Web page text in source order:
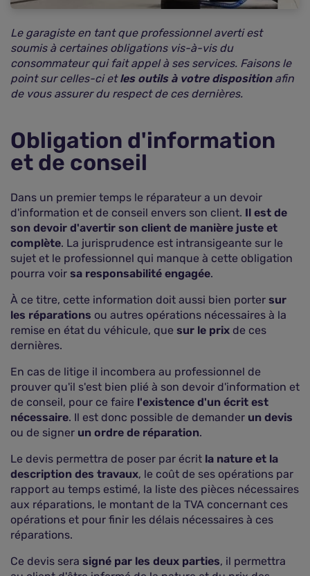
Le garagiste en tant que professionnel averti est
soumis à certaines obligations vis-à-vis du
consommateur qui fait appel à ses services. Faisons le
point sur celles-ci etles outils à votre dispositionafin
de vous assurer du respect de ces dernières.
Obligation d'information
et de conseil
Dans un premier temps le réparateur a un devoir
d'information et de conseil envers son client. Il est de
son devoir d'avertir son client de manière juste et
complète. La jurisprudence est intransigeante sur le
sujet et le professionnel qui manque à cette obligation
pourra voir sa responsabilité engagée.
À ce titre, cette information doit aussi bien porter sur
les réparations ou autres opérations nécessaires à la
remise en état du véhicule, que sur le prix de ces
dernières.
En cas de litige il incombera au professionnel de
prouver qu'il s'est bien plié à son devoir d'information et
de conseil, pour ce faire l'existence d'un écrit est
nécessaire. Il est donc possible de demander un devis
ou de signer un ordre de réparation.
Le devis permettra de poser par écrit la nature et la
description des travaux, le coût de ses opérations par
rapport au temps estimé, la liste des pièces nécessaires
aux réparations, le montant de la TVA concernant ces
opérations et pour finir les délais nécessaires à ces
réparations.
Ce devis sera signé par les deux parties, il permettra